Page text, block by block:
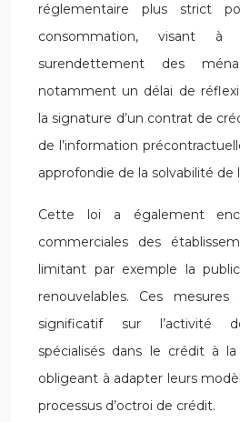
réglementaire plus strict
consommation, visant
surendettement des
notamment un délai de
la signature d’un contrat de
de l’information
approfondie de la solvabilité de
Cette loi a également
commerciales des
limitant par exemple la
renouvelables. Ces
significatif sur l’activité
spécialisés dans le crédit à
obligeant à adapter leurs
processus d’octroi de crédit.